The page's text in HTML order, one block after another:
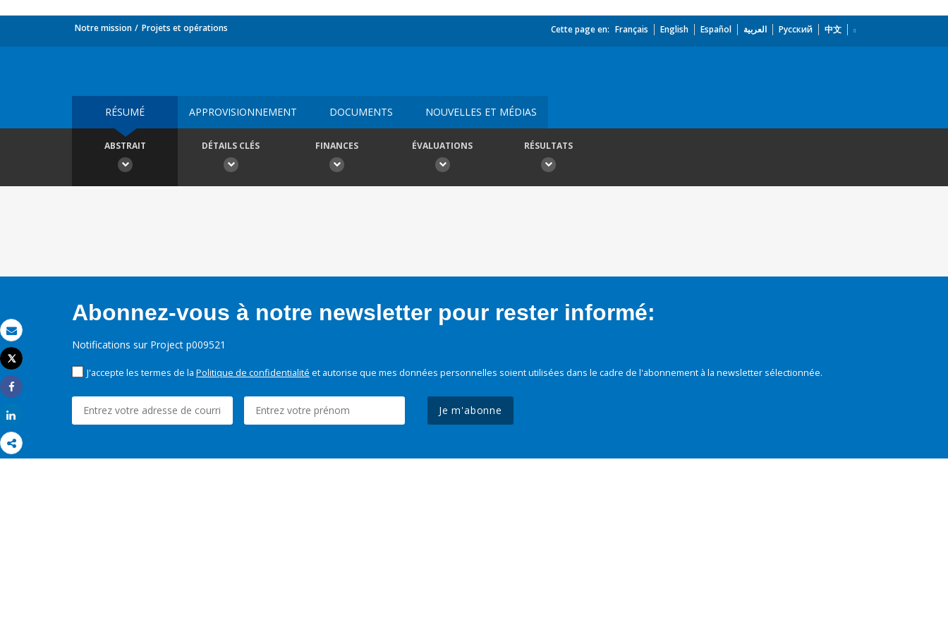
Email
Imprimer
Tweet
Share
Notre mission Projets et opérations Cette page en: Français English Español العربية Русский 中文
RÉSUMÉ APPROVISIONNEMENT DOCUMENTS NOUVELLES ET MÉDIAS
ABSTRAIT DÉTAILS CLÉS FINANCES ÉVALUATIONS RÉSULTATS
Abonnez-vous à notre newsletter pour rester informé:
Notifications sur Project p009521
J'accepte les termes de la Politique de confidentialité et autorise que mes données personnelles soient utilisées dans le cadre de l'abonnement à la newsletter sélectionnée.
Je m'abonne